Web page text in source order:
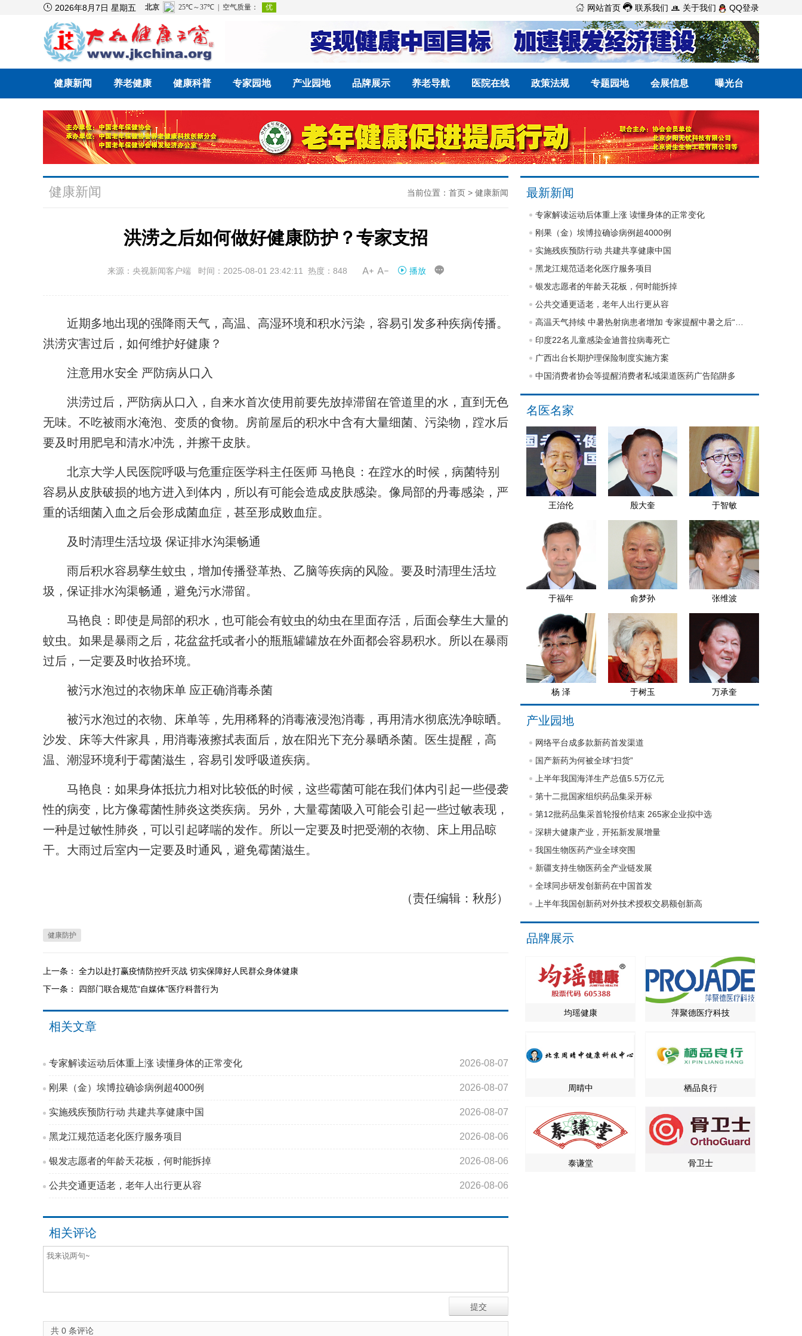
 2026年8月7日 星期五  网站首页  联系我们  关于我们 QQ登录
健康新闻 养老健康 健康科普 专家园地 产业园地 品牌展示 养老导航 医院在线 政策法规 专题园地 会展信息 曝光台
健康新闻 当前位置： 首页 > 健康新闻
洪涝之后如何做好健康防护？专家支招
来源：央视新闻客户端 时间：2025-08-01 23:42:11 热度：848  播放 
近期多地出现的强降雨天气，高温、高湿环境和积水污染，容易引发多种疾病传播。
洪涝灾害过后，如何维护好健康？
注意用水安全 严防病从口入
洪涝过后，严防病从口入，自来水首次使用前要先放掉滞留在管道里的水，直到无色
无味。不吃被雨水淹泡、变质的食物。房前屋后的积水中含有大量细菌、污染物，蹚水后
要及时用肥皂和清水冲洗，并擦干皮肤。
北京大学人民医院呼吸与危重症医学科主任医师 马艳良：在蹚水的时候，病菌特别
容易从皮肤破损的地方进入到体内，所以有可能会造成皮肤感染。像局部的丹毒感染，严
重的话细菌入血之后会形成菌血症，甚至形成败血症。
及时清理生活垃圾 保证排水沟渠畅通
雨后积水容易孳生蚊虫，增加传播登革热、乙脑等疾病的风险。要及时清理生活垃
圾，保证排水沟渠畅通，避免污水滞留。
马艳良：即使是局部的积水，也可能会有蚊虫的幼虫在里面存活，后面会孳生大量的
蚊虫。如果是暴雨之后，花盆盆托或者小的瓶瓶罐罐放在外面都会容易积水。所以在暴雨
过后，一定要及时收拾环境。
被污水泡过的衣物床单 应正确消毒杀菌
被污水泡过的衣物、床单等，先用稀释的消毒液浸泡消毒，再用清水彻底洗净晾晒。
沙发、床等大件家具，用消毒液擦拭表面后，放在阳光下充分暴晒杀菌。医生提醒，高
温、潮湿环境利于霉菌滋生，容易引发呼吸道疾病。
马艳良：如果身体抵抗力相对比较低的时候，这些霉菌可能在我们体内引起一些侵袭
性的病变，比方像霉菌性肺炎这类疾病。另外，大量霉菌吸入可能会引起一些过敏表现，
一种是过敏性肺炎，可以引起哮喘的发作。所以一定要及时把受潮的衣物、床上用品晾
干。大雨过后室内一定要及时通风，避免霉菌滋生。
（责任编辑：秋彤）
健康防护
上一条： 全力以赴打赢疫情防控歼灭战 切实保障好人民群众身体健康
下一条： 四部门联合规范“自媒体”医疗科普行为
相关文章
专家解读运动后体重上涨 读懂身体的正常变化 2026-08-07
刚果（金）埃博拉确诊病例超4000例 2026-08-07
实施残疾预防行动 共建共享健康中国 2026-08-07
黑龙江规范适老化医疗服务项目 2026-08-06
银发志愿者的年龄天花板，何时能拆掉 2026-08-06
公共交通更适老，老年人出行更从容 2026-08-06
相关评论
共 0 条评论
最新新闻
专家解读运动后体重上涨 读懂身体的正常变化
刚果（金）埃博拉确诊病例超4000例
实施残疾预防行动 共建共享健康中国
黑龙江规范适老化医疗服务项目
银发志愿者的年龄天花板，何时能拆掉
公共交通更适老，老年人出行更从容
印度22名儿童感染金迪普拉病毒死亡
广西出台长期护理保险制度实施方案
中国消费者协会等提醒消费者私域渠道医药广告陷阱多
名医名家
王治伦 殷大奎 于智敏
于福年 俞梦孙 张维波
杨 泽 于树玉 万承奎
产业园地
网络平台成多款新药首发渠道
国产新药为何被全球“扫货”
上半年我国海洋生产总值5.5万亿元
第十二批国家组织药品集采开标
第12批药品集采首轮报价结束 265家企业拟中选
深耕大健康产业，开拓新发展增量
我国生物医药产业全球突围
新疆支持生物医药全产业链发展
全球同步研发创新药在中国首发
上半年我国创新药对外技术授权交易额创新高
品牌展示
均瑶健康 萍聚德医疗科技
周晴中 栖品良行
泰谦堂 骨卫士